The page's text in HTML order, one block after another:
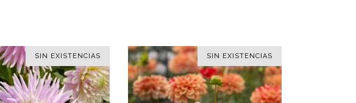
SIN EXISTENCIAS SIN EXISTENCIAS